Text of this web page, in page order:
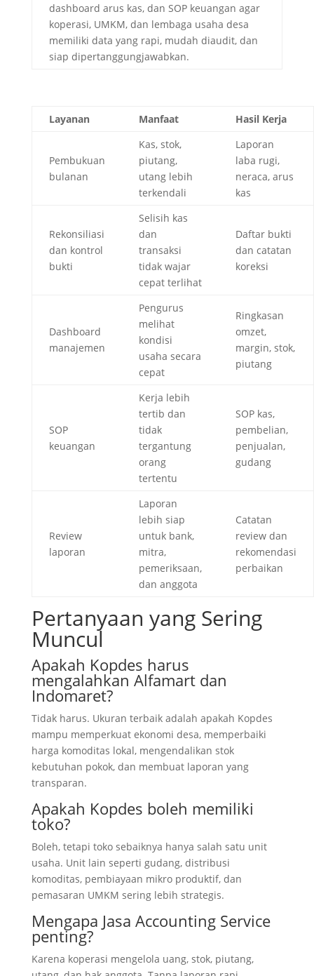
dashboard arus kas, dan SOP keuangan agar
koperasi, UMKM, dan lembaga usaha desa
memiliki data yang rapi, mudah diaudit, dan
siap dipertanggungjawabkan.
Layanan Manfaat Hasil Kerja
Pembukuan
bulanan
Kas, stok,
piutang,
utang lebih
terkendali
Laporan
laba rugi,
neraca, arus
kas
Rekonsiliasi
dan kontrol
bukti
Selisih kas
dan
transaksi
tidak wajar
cepat terlihat
Daftar bukti
dan catatan
koreksi
Dashboard
manajemen
Pengurus
melihat
kondisi
usaha secara
cepat
Ringkasan
omzet,
margin, stok,
piutang
SOP
keuangan
Kerja lebih
tertib dan
tidak
tergantung
orang
tertentu
SOP kas,
pembelian,
penjualan,
gudang
Review
laporan
Laporan
lebih siap
untuk bank,
mitra,
pemeriksaan,
dan anggota
Catatan
review dan
rekomendasi
perbaikan
Pertanyaan yang Sering
Muncul
Apakah Kopdes harus
mengalahkan Alfamart dan
Indomaret?
Tidak harus. Ukuran terbaik adalah apakah Kopdes
mampu memperkuat ekonomi desa, memperbaiki
harga komoditas lokal, mengendalikan stok
kebutuhan pokok, dan membuat laporan yang
transparan.
Apakah Kopdes boleh memiliki
toko?
Boleh, tetapi toko sebaiknya hanya salah satu unit
usaha. Unit lain seperti gudang, distribusi
komoditas, pembiayaan mikro produktif, dan
pemasaran UMKM sering lebih strategis.
Mengapa Jasa Accounting Service
penting?
Karena koperasi mengelola uang, stok, piutang,